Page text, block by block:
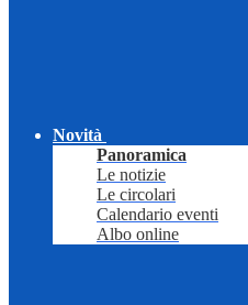
Novità
Panoramica
Le notizie
Le circolari
Calendario eventi
Albo online